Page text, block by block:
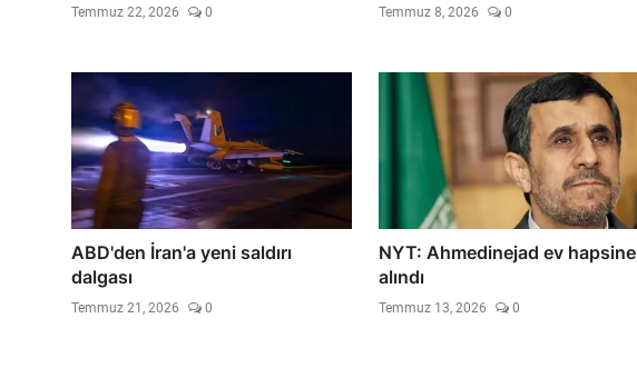
Temmuz 22, 2026 0 Temmuz 8, 2026 0
ABD'den İran'a yeni saldırı
dalgası
Temmuz 21, 2026 0
NYT: Ahmedinejad ev hapsine
alındı
Temmuz 13, 2026 0